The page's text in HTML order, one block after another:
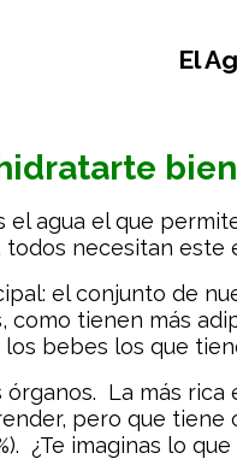
El
el agua el que
necesitan este
el conjunto de
como tienen más
bebes los que
La más
pero que tiene
¿Te imaginas lo